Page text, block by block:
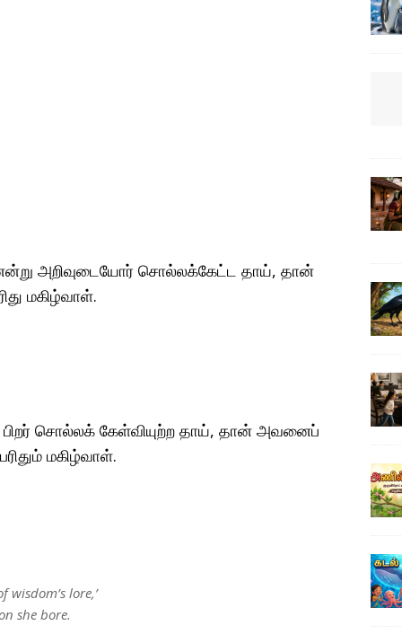
அறிவுடையோர் சொல்லக்கேட்ட தாய், தான்
மகிழ்வாள்.
சொல்லக் கேள்வியுற்ற தாய், தான் அவனைப்
மகிழ்வாள்.
wisdom’s lore,’
she bore.